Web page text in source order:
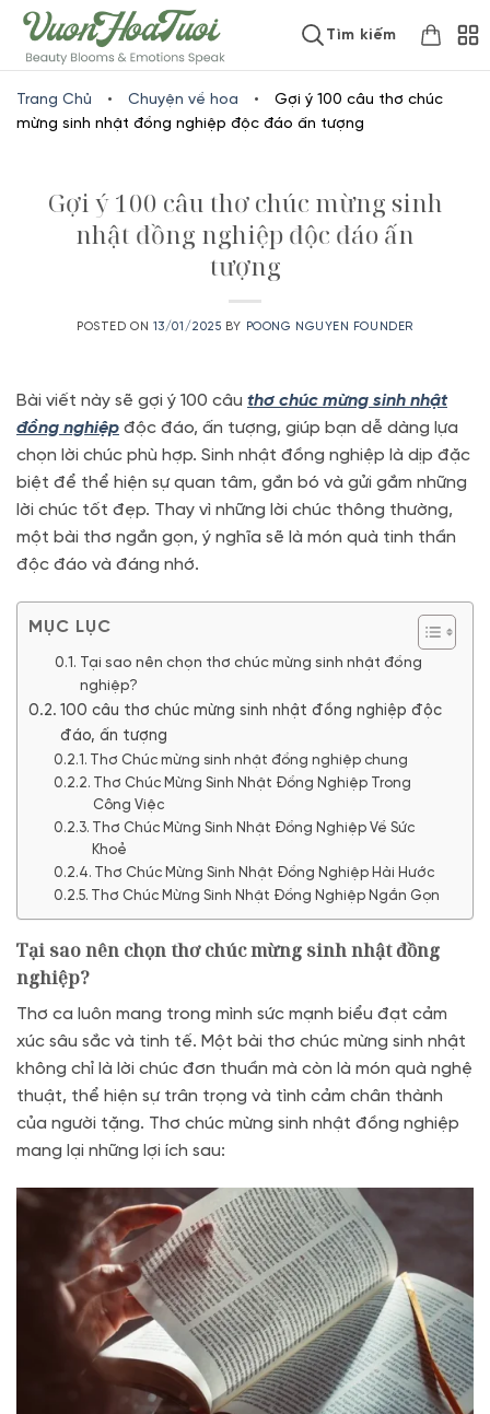
www.vuonhoatuoi.vnSkip
to
content
Tìm kiếm
Trang Chủ • Chuyện về hoa •
Gợi ý 100 câu thơ chúc
mừng sinh nhật đồng nghiệp độc đáo ấn tượng
Gợi ý 100 câu thơ chúc mừng sinh
nhật đồng nghiệp độc đáo ấn
tượng
POSTED ON 13/01/2025 BY POONG NGUYEN FOUNDER
Bài viết này sẽ gợi ý 100 câu thơ chúc mừng sinh nhật
đồng nghiệp độc đáo, ấn tượng, giúp bạn dễ dàng lựa
chọn lời chúc phù hợp. Sinh nhật đồng nghiệp là dịp đặc
biệt để thể hiện sự quan tâm, gắn bó và gửi gắm những
lời chúc tốt đẹp. Thay vì những lời chúc thông thường,
một bài thơ ngắn gọn, ý nghĩa sẽ là món quà tinh thần
độc đáo và đáng nhớ.
MỤC LỤC
Tại sao nên chọn thơ chúc mừng sinh nhật đồng
nghiệp?
100 câu thơ chúc mừng sinh nhật đồng nghiệp độc
đáo, ấn tượng
Thơ Chúc mừng sinh nhật đồng nghiệp chung
Thơ Chúc Mừng Sinh Nhật Đồng Nghiệp Trong
Công Việc
Thơ Chúc Mừng Sinh Nhật Đồng Nghiệp Về Sức
Khoẻ
Thơ Chúc Mừng Sinh Nhật Đồng Nghiệp Hài Hước
Thơ Chúc Mừng Sinh Nhật Đồng Nghiệp Ngắn Gọn
Tại sao nên chọn thơ chúc mừng sinh nhật đồng
nghiệp?
Thơ ca luôn mang trong mình sức mạnh biểu đạt cảm
xúc sâu sắc và tinh tế. Một bài thơ chúc mừng sinh nhật
không chỉ là lời chúc đơn thuần mà còn là món quà nghệ
thuật, thể hiện sự trân trọng và tình cảm chân thành
của người tặng. Thơ chúc mừng sinh nhật đồng nghiệp
mang lại những lợi ích sau: